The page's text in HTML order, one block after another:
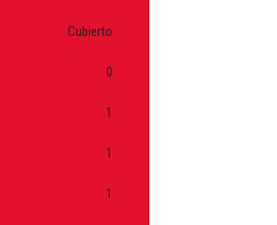
Cubierto
0
1
1
1